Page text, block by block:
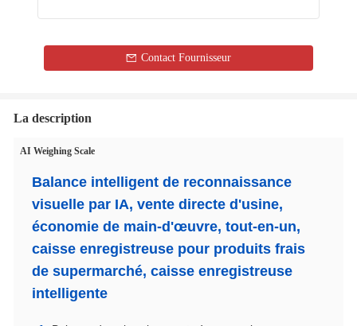
Contact Fournisseur
La description
AI Weighing Scale
Balance intelligent de reconnaissance
visuelle par IA, vente directe d'usine,
économie de main-d'œuvre, tout-en-un,
caisse enregistreuse pour produits frais
de supermarché, caisse enregistreuse
intelligente